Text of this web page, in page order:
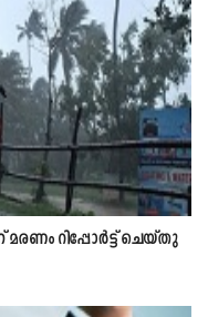
റിപ്പോർട്ട് ചെയ്തു